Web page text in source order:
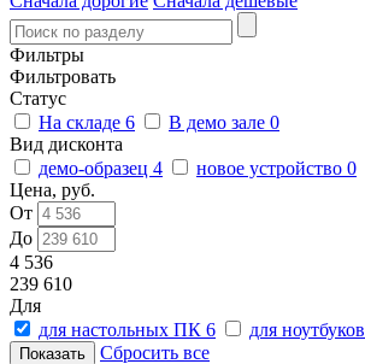
Фильтры
Фильтровать
Статус
На складе 6 В демо зале 0
Вид дисконта
демо-образец 4 новое устройство 0
Цена, руб.
От
До
4 536
239 610
Для
для настольных ПК 6 для ноутбуков
Сбросить все